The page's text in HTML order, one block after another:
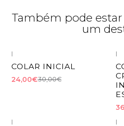
Também pode
um
|
COLAR INICIAL
24,00€30,00€
|
| |